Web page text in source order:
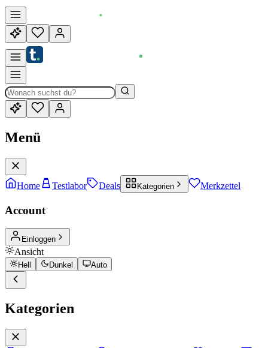
Menü
Home Testlabor Deals Kategorien Merkzettel
Account
Einloggen
Ansicht
Hell Dunkel Auto
Kategorien